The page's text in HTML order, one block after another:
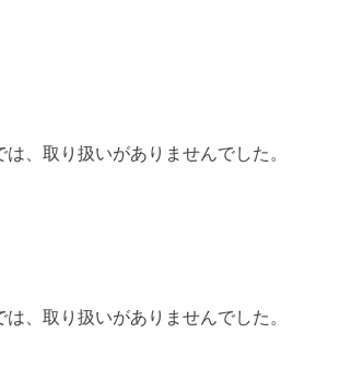
、取り扱いがありませんでした。
、取り扱いがありませんでした。